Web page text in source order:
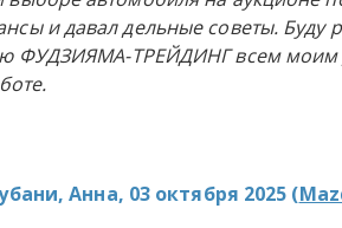
и давал дельные советы. Буду
ФУДЗИЯМА-ТРЕЙДИНГ всем моим
Анна, 03 октября 2025 (